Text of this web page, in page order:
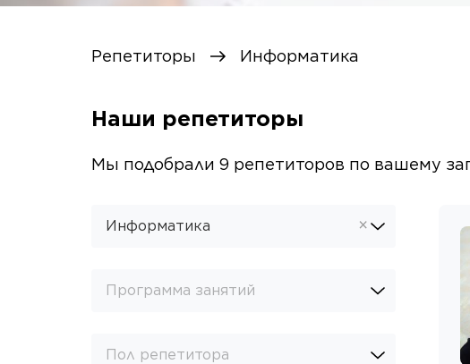
Репетиторы Информатика
Наши репетиторы
Мы подобрали 9 репетиторов по вашему
Информатика ×
Программа занятий
Пол репетитора